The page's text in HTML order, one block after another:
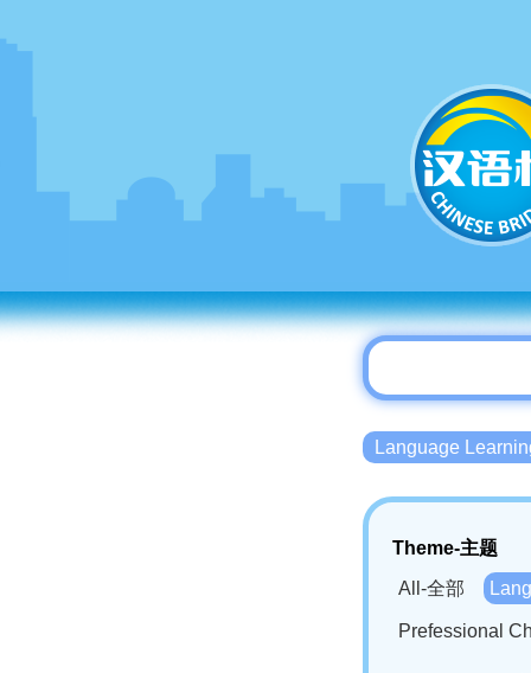
Language
Theme-主题
All-全部
Prefessional